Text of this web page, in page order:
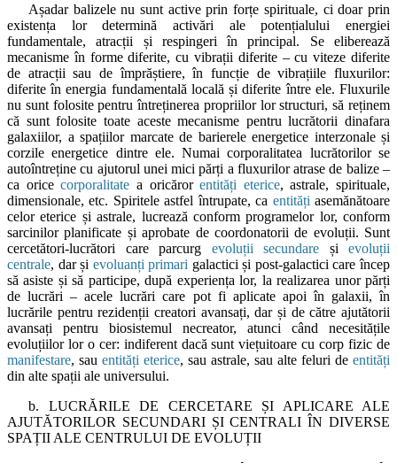
Așadar balizele nu sunt active prin forțe spirituale, ci doar prin
existența lor determină activări ale potențialului energiei
fundamentale, atracții și respingeri în principal. Se eliberează
mecanisme în forme diferite, cu vibrații diferite – cu viteze diferite
de atracții sau de împrăștiere, în funcție de vibrațiile fluxurilor:
diferite în energia fundamentală locală și diferite între ele. Fluxurile
nu sunt folosite pentru întreținerea propriilor lor structuri, să reținem
că sunt folosite toate aceste mecanisme pentru lucrătorii dinafara
galaxiilor, a spațiilor marcate de barierele energetice interzonale și
corzile energetice dintre ele. Numai corporalitatea lucrătorilor se
autoîntreține cu ajutorul unei mici părți a fluxurilor atrase de balize –
ca oricecorporalitate a oricărorentități eterice, astrale, spirituale,
dimensionale, etc. Spiritele astfel întrupate, ca entități asemănătoare
celor eterice și astrale, lucrează conform programelor lor, conform
sarcinilor planificate și aprobate de coordonatorii de evoluții. Sunt
cercetători-lucrători care parcurg evoluții secundare și evoluții
centrale, dar și evoluanți primari galactici și post-galactici care încep
să asiste și să participe, după experiența lor, la realizarea unor părți
de lucrări – acele lucrări care pot fi aplicate apoi în galaxii, în
lucrările pentru rezidenții creatori avansați, dar și de către ajutătorii
avansați pentru biosistemul necreator, atunci când necesitățile
evoluțiilor lor o cer: indiferent dacă sunt viețuitoare cu corp fizic de
manifestare, sau entități eterice, sau astrale, sau alte feluri de entități
din alte spații ale universului.
b. LUCRĂRILE DE CERCETARE ȘI APLICARE ALE
AJUTĂTORILOR SECUNDARI ȘI CENTRALI ÎN DIVERSE
SPAȚII ALE CENTRULUI DE EVOLUȚII